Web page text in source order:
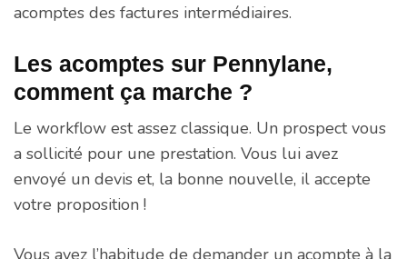
acomptes des factures intermédiaires.
Les acomptes sur Pennylane,
comment ça marche ?
Le workflow est assez classique. Un prospect vous
a sollicité pour une prestation. Vous lui avez
envoyé un devis et, la bonne nouvelle, il accepte
votre proposition !